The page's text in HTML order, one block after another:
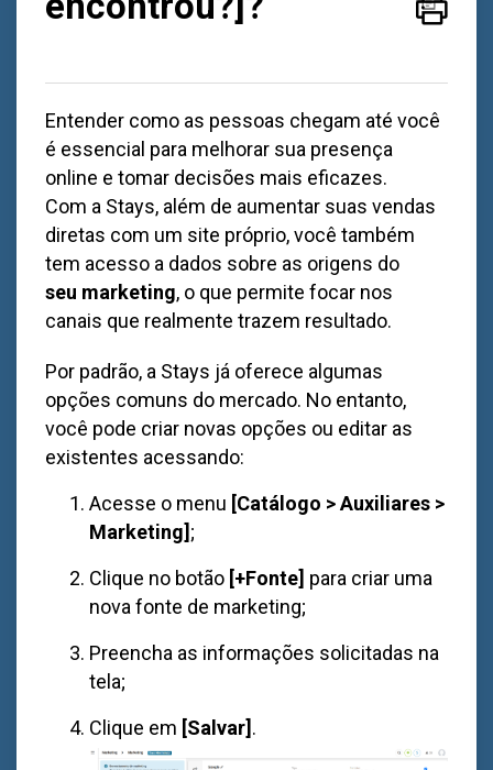
Entender como as pessoas chegam até você
é essencial para melhorar sua presença
online e tomar decisões mais eficazes.
Com a Stays, além de aumentar suas vendas
diretas com um site próprio, você também
tem acesso a dados sobre as origens do
seu marketing, o que permite focar nos
canais que realmente trazem resultado.
Por padrão, a Stays já oferece algumas
opções comuns do mercado. No entanto,
você pode criar novas opções ou editar as
existentes acessando:
Acesse o menu [Catálogo > Auxiliares >
Marketing] ;
Clique no botão [+Fonte] para criar uma
nova fonte de marketing;
Preencha as informações solicitadas na
tela;
Clique em [Salvar] .